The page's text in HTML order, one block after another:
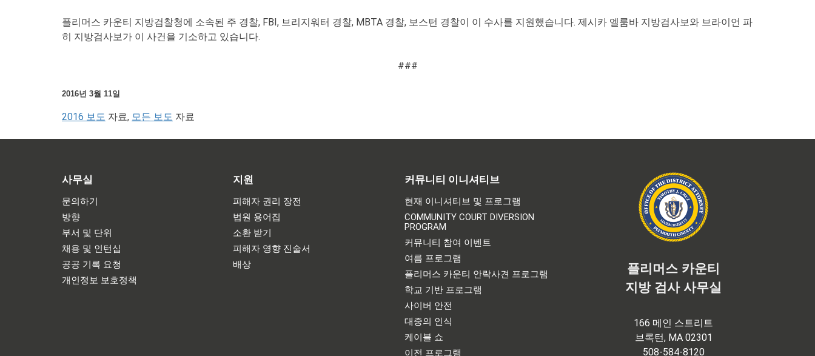
플리머스 카운티 지방검찰청에 소속된 주 경찰, FBI, 브리지워터 경찰, MBTA 경찰, 보스턴 경찰이 이 수사를 지원했습니다. 제시카 엘룸바 지방검사보와 브라이언 파
히 지방검사보가 이 사건을 기소하고 있습니다.
###
2016년 3월 11일
2016 보도 자료, 모든 보도 자료
사무실
문의하기
방향
부서 및 단위
채용 및 인턴십
공공 기록 요청
개인정보 보호정책
지원
피해자 권리 장전
법원 용어집
소환 받기
피해자 영향 진술서
배상
커뮤니티 이니셔티브
현재 이니셔티브 및 프로그램
COMMUNITY COURT DIVERSION
PROGRAM
커뮤니티 참여 이벤트
여름 프로그램
플리머스 카운티 안락사견 프로그램
학교 기반 프로그램
사이버 안전
대중의 인식
케이블 쇼
이전 프로그램
플리머스 카운티
지방 검사 사무실
166 메인 스트리트
브록턴, MA 02301
508-584-8120